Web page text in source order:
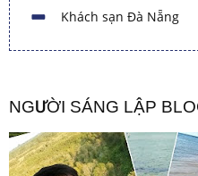
Khách sạn Đà Nẵng
NGƯỜI SÁNG LẬP